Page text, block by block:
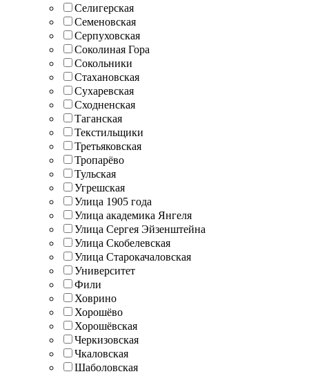
Селигерская
Семеновская
Серпуховская
Соколиная Гора
Сокольники
Стахановская
Сухаревская
Сходненская
Таганская
Текстильщики
Третьяковская
Тропарёво
Тульская
Угрешская
Улица 1905 года
Улица академика Янгеля
Улица Сергея Эйзенштейна
Улица Скобелевская
Улица Старокачаловская
Университет
Фили
Ховрино
Хорошёво
Хорошёвская
Черкизовская
Чкаловская
Шаболовская